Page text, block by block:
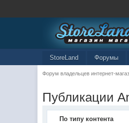
StoreLand Форумы
Форум владельцев интернет-
Публикации
По типу контента